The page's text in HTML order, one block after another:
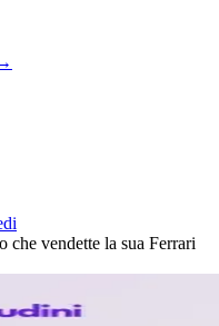
che vendette la sua Ferrari